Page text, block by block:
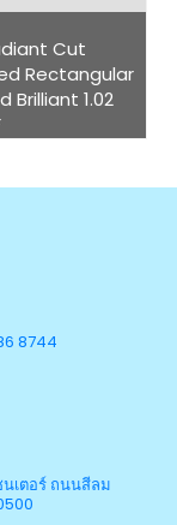
Cut
Rectangular
Brilliant 1.02
8744
นเตอร์ ถนนสีลม